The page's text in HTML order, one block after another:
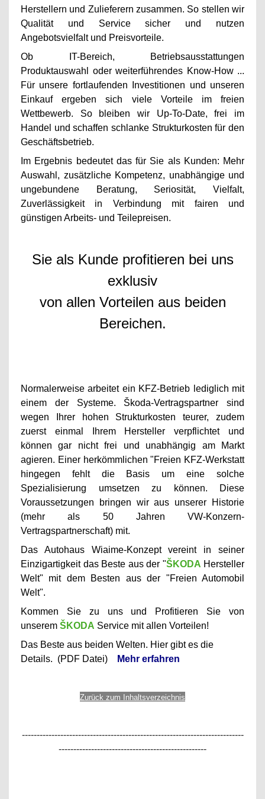
Herstellern und Zulieferern zusammen. So stellen wir
Qualität und Service sicher und nutzen
Angebotsvielfalt und Preisvorteile.
Ob IT-Bereich, Betriebsausstattungen
Produktauswahl oder weiterführendes Know-How ...
Für unsere fortlaufenden Investitionen und unseren
Einkauf ergeben sich viele Vorteile im freien
Wettbewerb. So bleiben wir Up-To-Date, frei im
Handel und schaffen schlanke Strukturkosten für den
Geschäftsbetrieb.
Im Ergebnis bedeutet das für Sie als Kunden: Mehr
Auswahl, zusätzliche Kompetenz, unabhängige und
ungebundene Beratung, Seriosität, Vielfalt,
Zuverlässigkeit in Verbindung mit fairen und
günstigen Arbeits- und Teilepreisen.
Sie als Kunde profitieren bei uns
exklusiv
von allen Vorteilen aus beiden
Bereichen.
Normalerweise arbeitet ein KFZ-Betrieb lediglich mit
einem der Systeme. Škoda-Vertragspartner sind
wegen Ihrer hohen Strukturkosten teurer, zudem
zuerst einmal Ihrem Hersteller verpflichtet und
können gar nicht frei und unabhängig am Markt
agieren. Einer herkömmlichen "Freien KFZ-Werkstatt
hingegen fehlt die Basis um eine solche
Spezialisierung umsetzen zu können. Diese
Voraussetzungen bringen wir aus unserer Historie
(mehr als 50 Jahren VW-Konzern-
Vertragspartnerschaft) mit.
Das Autohaus Wiaime-Konzept vereint in seiner
Einzigartigkeit das Beste aus der "ŠKODA Hersteller
Welt" mit dem Besten aus der "Freien Automobil
Welt".
Kommen Sie zu uns und Profitieren Sie von
unserem ŠKODA Service mit allen Vorteilen!
Das Beste aus beiden Welten. Hier gibt es die
Details. (PDF Datei)
Mehr erfahren
Zurück zum Inhaltsverzeichnis
---------------------------------------------------------------------------
--------------------------------------------------